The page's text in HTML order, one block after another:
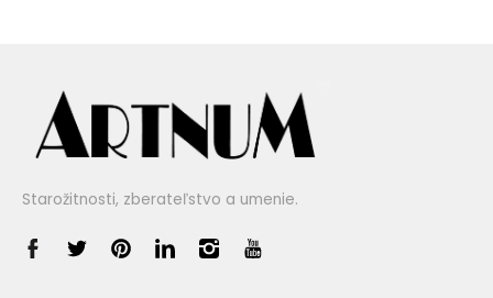
Starožitnosti, zberateľstvo a umenie.